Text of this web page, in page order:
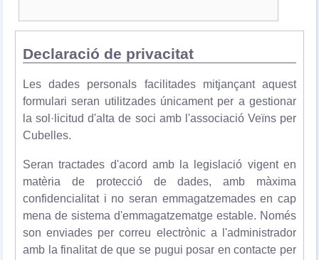
Declaració de privacitat
Les dades personals facilitades mitjançant aquest
formulari seran utilitzades únicament per a gestionar
la sol·licitud d'alta de soci amb l'associació Veïns per
Cubelles.
Seran tractades d'acord amb la legislació vigent en
matèria de protecció de dades, amb màxima
confidencialitat i no seran emmagatzemades en cap
mena de sistema d'emmagatzematge estable. Només
son enviades per correu electrònic a l'administrador
amb la finalitat de que se pugui posar en contacte per